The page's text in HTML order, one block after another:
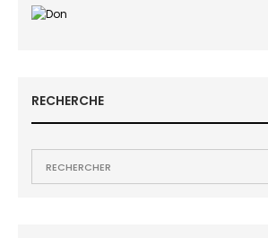
RECHERCHE